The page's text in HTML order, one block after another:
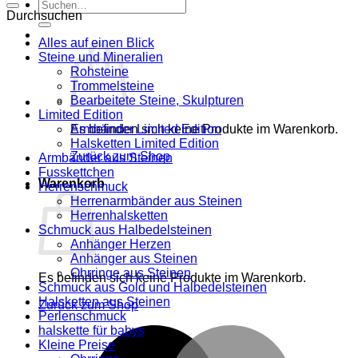
Suche
nach:
Es befinden sich keine Produkte im Warenkorb.
Zurück zum Shop
Warenkorb
Es befinden sich keine Produkte im Warenkorb.
Zurück zum Shop
Durchsuchen
Alles auf einen Blick
Steine und Mineralien
Rohsteine
Trommelsteine
Bearbeitete Steine, Skulpturen
Limited Edition
Armbänder Limited Edition
Halsketten Limited Edition
Armbänder aus Steinen
Fusskettchen
Herrenschmuck
Herrenarmbänder aus Steinen
Herrenhalsketten
Schmuck aus Halbedelsteinen
Anhänger Herzen
Anhänger aus Steinen
Ohrringe aus Steinen
Schmuck aus Gold und Halbedelsteinen
Halsketten aus Steinen
Perlenschmuck
halskette für babys
Kleine Preise